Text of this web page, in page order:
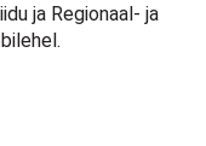
ja Regionaal- ja